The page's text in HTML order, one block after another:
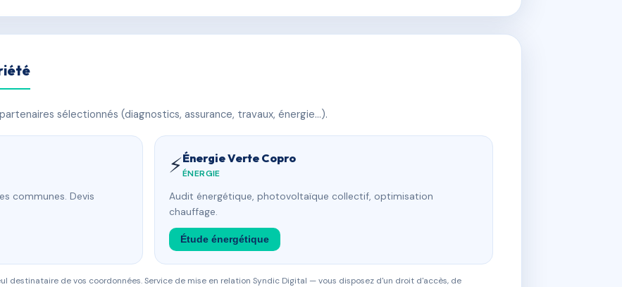
sélectionnés (diagnostics, assurance, travaux, énergie…).
communes. Devis
⚡Énergie Verte Copro
ÉNERGIE
Audit énergétique, photovoltaïque collectif, optimisation
chauffage.
Étude énergétique
destinataire de vos coordonnées. Service de mise en relation Syndic Digital — vous disposez d'un droit d'accès, de